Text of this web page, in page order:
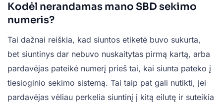
Kodėl nerandamas mano SBD sekimo
numeris?
Tai dažnai reiškia, kad siuntos etiketė buvo sukurta,
bet siuntinys dar nebuvo nuskaitytas pirmą kartą, arba
pardavėjas pateikė numerį prieš tai, kai siunta pateko į
tiesioginio sekimo sistemą. Tai taip pat gali nutikti, jei
pardavėjas vėliau perkelia siuntinį į kitą eilutę ir suteikia